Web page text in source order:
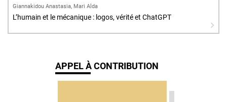
Giannakidou Anastasia, Mari Alda
L’humain et le mécanique : logos, vérité et ChatGPT
APPEL À CONTRIBUTION